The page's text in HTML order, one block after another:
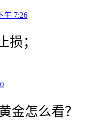
午 7:26
损；
金怎么看？